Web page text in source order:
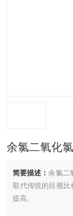
余氯二氧化
简要描述：余氯二
取代传统的目视比
提高。